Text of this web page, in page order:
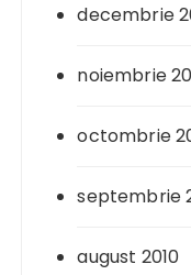
decembrie
noiembrie
octombrie
septembrie
august 2010